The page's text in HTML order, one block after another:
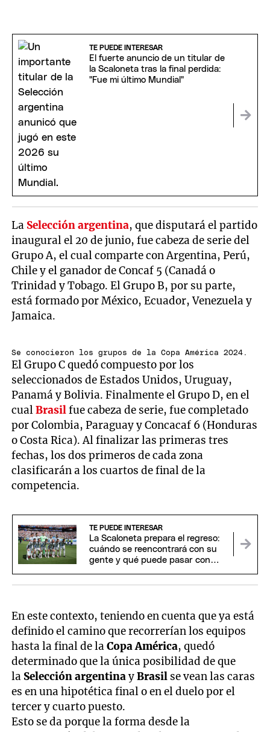
TE PUEDE INTERESAR
El fuerte anuncio de un titular de
la Scaloneta tras la final perdida:
"Fue mi último Mundial"
La Selección argentina, que disputará el partido
inaugural el 20 de junio, fue cabeza de serie del
Grupo A, el cual comparte con Argentina, Perú,
Chile y el ganador de Concaf 5 (Canadá o
Trinidad y Tobago. El Grupo B, por su parte,
está formado por México, Ecuador, Venezuela y
Jamaica.
Se conocieron los grupos de la Copa América 2024.
El Grupo C quedó compuesto por los
seleccionados de Estados Unidos, Uruguay,
Panamá y Bolivia. Finalmente el Grupo D, en el
cualBrasilfue cabeza de serie, fue completado
por Colombia, Paraguay y Concacaf 6 (Honduras
o Costa Rica). Al finalizar las primeras tres
fechas, los dos primeros de cada zona
clasificarán a los cuartos de final de la
competencia.
TE PUEDE INTERESAR
La Scaloneta prepara el regreso:
cuándo se reencontrará con su
gente y qué puede pasar con
En este contexto, teniendo en cuenta que ya está
definido el camino que recorrerían los equipos
hasta la final de laCopa América, quedó
determinado que la única posibilidad de que
la Selección argentinayBrasil se vean las caras
es en una hipotética final o en el duelo por el
tercer y cuarto puesto.
Esto se da porque la forma desde la